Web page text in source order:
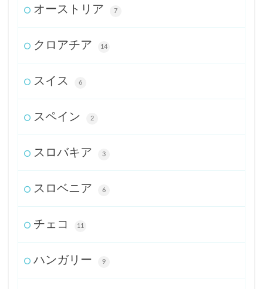
オーストリア 7
クロアチア 14
スイス 6
スペイン 2
スロバキア 3
スロベニア 6
チェコ 11
ハンガリー 9